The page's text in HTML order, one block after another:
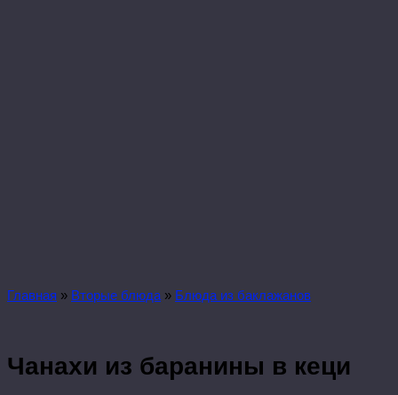
Главная » Вторые блюда » Блюда из баклажанов
Чанахи из баранины в кеци